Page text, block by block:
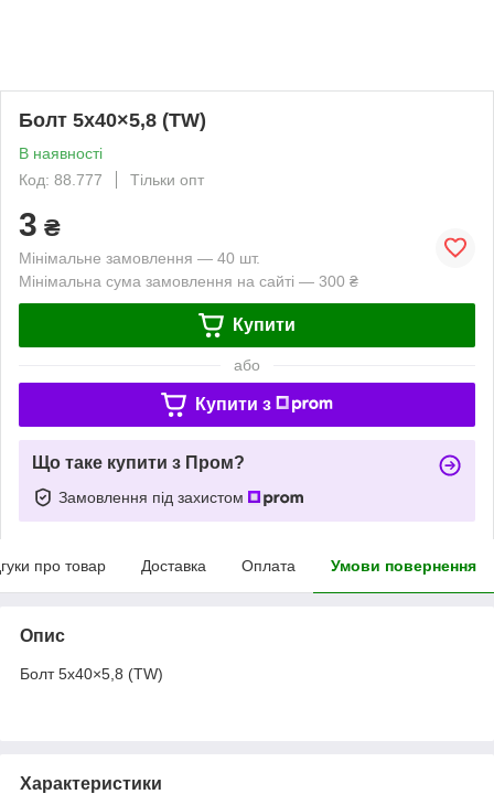
Болт 5х40×5,8 (TW)
В наявності
Код: 88.777
Тільки опт
3 ₴
Мінімальне замовлення — 40 шт.
Мінімальна сума замовлення на сайті — 300 ₴
Купити
або
Купити з
Що таке купити з Пром?
Замовлення під захистом
про товар Доставка Оплата Умови повернення
Опис
Болт 5х40×5,8 (TW)
Характеристики